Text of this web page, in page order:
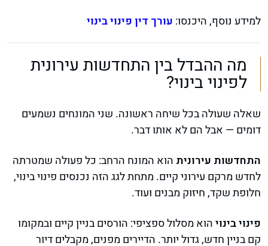
למידע נוסף, היכנסו: עורך דין פינוי בינוי
מה ההבדל בין התחדשות עירונית
לפינוי בינוי?
שאלה שעולה בכל שיחה ראשונה. שני המונחים נשמעים
דומים — אבל הם לא אותו דבר.
התחדשות עירונית הוא המונח הרחב: כל פעולה שמטרתה
לחדש מרקם עירוני קיים. מתחת לגג הזה נכנסים פינוי בינוי,
חלופת שקד, חיזוק מבנים ועוד.
פינוי בינויהוא מסלול ספציפי: הורסים בניין קיים ובמקומו
קם בניין חדש, גדול יותר. הדיירים מפנים, מקבלים דיור